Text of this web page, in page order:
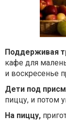
Поддерживая
кафе для
и воскресенье
Дети под
пиццу, и потом
На пиццу,